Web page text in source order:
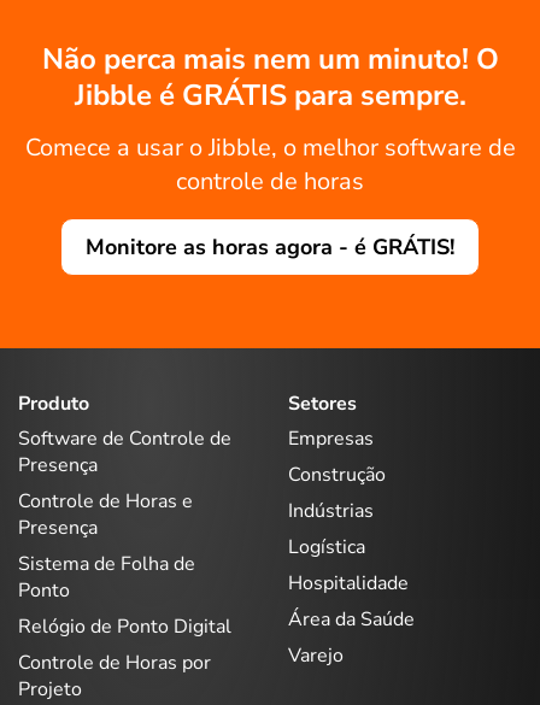
Não perca mais nem um minuto! O
Jibble é GRÁTIS para sempre.
Comece a usar o Jibble, o melhor software de
controle de horas
Monitore as horas agora - é GRÁTIS!
Produto
Software de Controle de
Presença
Controle de Horas e
Presença
Sistema de Folha de
Ponto
Relógio de Ponto Digital
Controle de Horas por
Projeto
Setores
Empresas
Construção
Indústrias
Logística
Hospitalidade
Área da Saúde
Varejo